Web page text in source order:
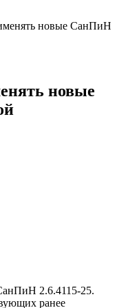
новые СанПиН
новые
2.6.4115-25.
ранее